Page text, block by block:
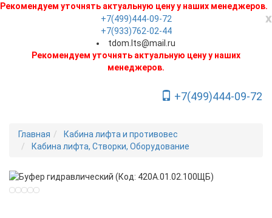
Рекомендуем уточнять актуальную цену у наших менеджеров.
x
+7(499)444-09-72
+7(933)762-02-44
tdom.lts@mail.ru
Рекомендуем уточнять актуальную цену у наших
менеджеров.
+7(499)444-09-72
Toggle Navigation
Главная
Кабина лифта и противовес
Кабина лифта, Створки, Оборудование